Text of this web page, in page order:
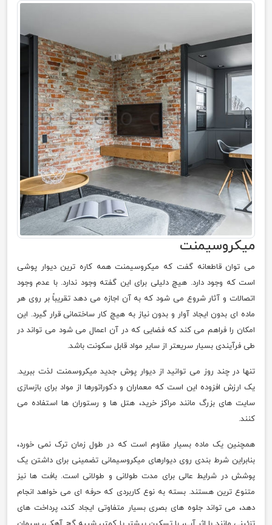
میکروسیمنت
می توان قاطعانه گفت که میکروسیمنت همه کاره ترین دیوار پوشی
است که وجود دارد. هیچ دلیلی برای این گفته وجود ندارد. با عدم وجود
اتصالات و آثار شروع می شود که به آن اجازه می دهد تقریباً بر روی هر
ماده ای بدون ایجاد آوار و بدون نیاز به هیچ کار ساختمانی قرار گیرد. این
امکان را فراهم می کند که فضایی که در آن اعمال می شود می تواند در
طی فرآیندی بسیار سریعتر از سایر مواد قابل سکونت باشد.
تنها در چند روز می توانید از دیوار پوش جدید میکروسمنت لذت ببرید.
یک ارزش افزوده این است که معماران و دکوراتورها از مواد برای بازسازی
سایت های بزرگ مانند مراکز خرید، هتل ها و رستوران ها استفاده می
کنند.
همچنین یک ماده بسیار مقاوم است که در طول زمان ترک نمی خورد،
بنابراین شرط بندی روی دیوارهای میکروسیمانی تضمینی برای داشتن یک
پوشش در شرایط عالی برای مدت طولانی و طولانی است. بافت ها نیز
متنوع ترین هستند. بسته به نوع کاربردی که حرفه ای می خواهد انجام
دهد، می تواند جلوه های بصری بسیار متفاوتی ایجاد کند، پرداخت های